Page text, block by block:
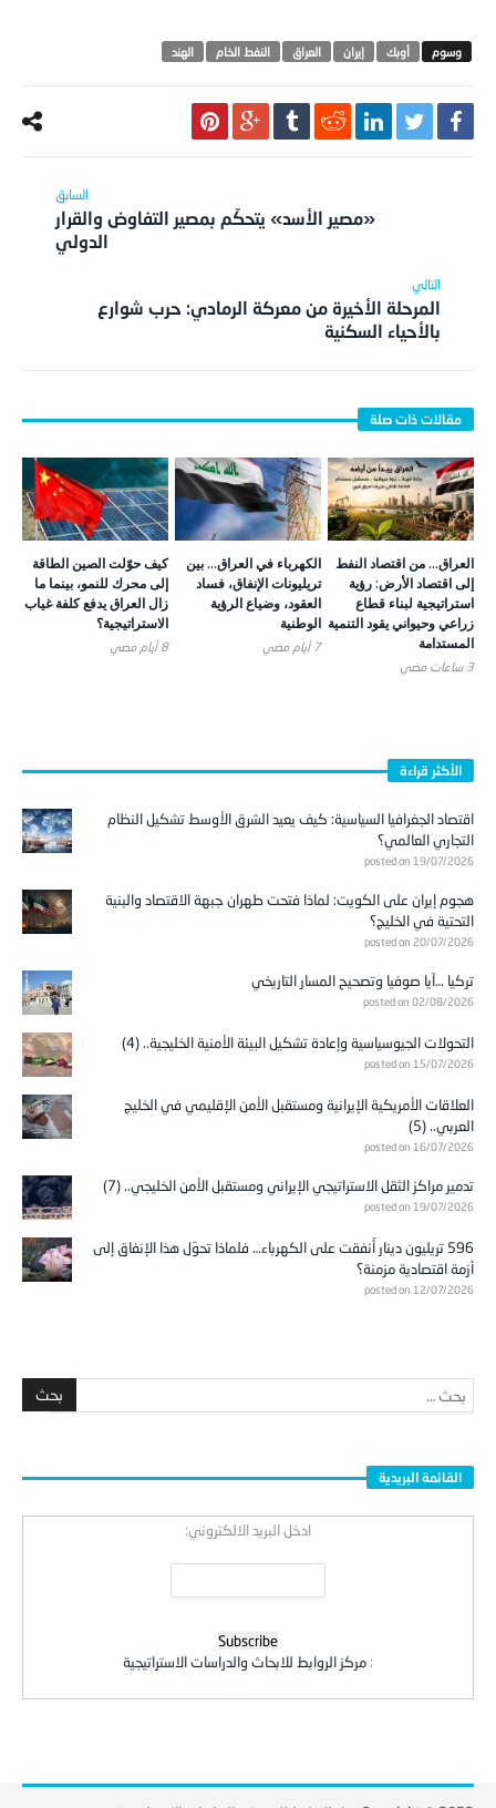
أوبك ‫‏إيران العراق النفط الخام الهند
«مصير الأسد» يتحكّم بمصير التفاوض والقرار
الدولي
المرحلة الأخيرة من معركة الرمادي: حرب شوارع
بالأحياء السكنية
العراق… من اقتصاد النفط
إلى اقتصاد الأرض: رؤية
استراتيجية لبناء قطاع
زراعي وحيواني يقود التنمية
المستدامة
3 ساعات ‎مضي
الكهرباء في العراق… بين
تريليونات الإنفاق، فساد
العقود، وضياع الرؤية
الوطنية
7 أيام ‎مضي
كيف حوّلت الصين الطاقة
إلى محرك للنمو، بينما ما
زال العراق يدفع كلفة غياب
الاستراتيجية؟
8 أيام ‎مضي
الأكثر قراءة
اقتصاد الجغرافيا السياسية: كيف يعيد الشرق الأوسط تشكيل النظام
التجاري العالمي؟
posted on 19/07/2026
هجوم إيران على الكويت: لماذا فتحت طهران جبهة الاقتصاد والبنية
التحتية في الخليج؟
posted on 20/07/2026
تركيا …آيا صوفيا وتصحيح المسار التاريخي
posted on 02/08/2026
التحولات الجيوسياسية وإعادة تشكيل البيئة الأمنية الخليجية.. (4)
posted on 15/07/2026
العلاقات الأمريكية الإيرانية ومستقبل الأمن الإقليمي في الخليج
العربي.. (5)
posted on 16/07/2026
تدمير مراكز الثقل الاستراتيجي الإيراني ومستقبل الأمن الخليجي.. (7)
posted on 19/07/2026
596 تريليون دينار أُنفقت على الكهرباء… فلماذا تحوّل هذا الإنفاق إلى
أزمة اقتصادية مزمنة؟
posted on 12/07/2026
القائمة البريدية
ادخل البريد الالكتروني:
: مركز الروابط للابحاث والدراسات الاستراتيجية